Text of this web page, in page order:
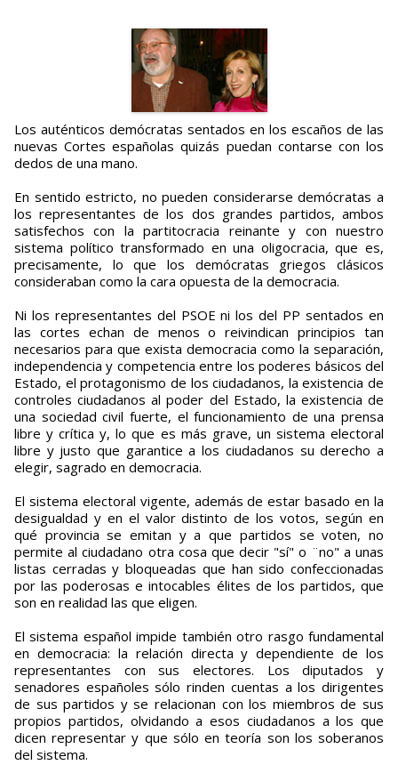
Los auténticos demócratas sentados en los escaños de las
nuevas Cortes españolas quizás puedan contarse con los
dedos de una mano.
En sentido estricto, no pueden considerarse demócratas a
los representantes de los dos grandes partidos, ambos
satisfechos con la partitocracia reinante y con nuestro
sistema político transformado en una oligocracia, que es,
precisamente, lo que los demócratas griegos clásicos
consideraban como la cara opuesta de la democracia.
Ni los representantes del PSOE ni los del PP sentados en
las cortes echan de menos o reivindican principios tan
necesarios para que exista democracia como la separación,
independencia y competencia entre los poderes básicos del
Estado, el protagonismo de los ciudadanos, la existencia de
controles ciudadanos al poder del Estado, la existencia de
una sociedad civil fuerte, el funcionamiento de una prensa
libre y crítica y, lo que es más grave, un sistema electoral
libre y justo que garantice a los ciudadanos su derecho a
elegir, sagrado en democracia.
El sistema electoral vigente, además de estar basado en la
desigualdad y en el valor distinto de los votos, según en
qué provincia se emitan y a que partidos se voten, no
permite al ciudadano otra cosa que decir "sí" o ¨no" a unas
listas cerradas y bloqueadas que han sido confeccionadas
por las poderosas e intocables élites de los partidos, que
son en realidad las que eligen.
El sistema español impide también otro rasgo fundamental
en democracia: la relación directa y dependiente de los
representantes con sus electores. Los diputados y
senadores españoles sólo rinden cuentas a los dirigentes
de sus partidos y se relacionan con los miembros de sus
propios partidos, olvidando a esos ciudadanos a los que
dicen representar y que sólo en teoría son los soberanos
del sistema.